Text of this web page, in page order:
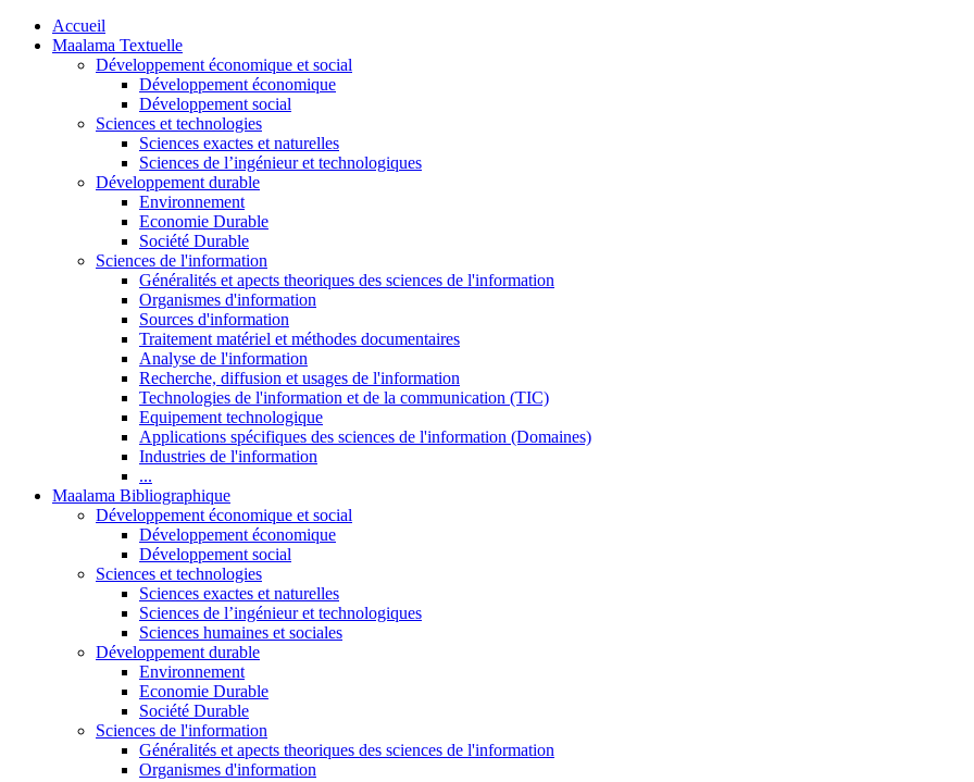
Accueil
Maalama Textuelle
Développement économique et social
Développement économique
Développement social
Sciences et technologies
Sciences exactes et naturelles
Sciences de l’ingénieur et technologiques
Développement durable
Environnement
Economie Durable
Société Durable
Sciences de l'information
Généralités et apects theoriques des sciences de l'information
Organismes d'information
Sources d'information
Traitement matériel et méthodes documentaires
Analyse de l'information
Recherche, diffusion et usages de l'information
Technologies de l'information et de la communication (TIC)
Equipement technologique
Applications spécifiques des sciences de l'information (Domaines)
Industries de l'information
...
Maalama Bibliographique
Développement économique et social
Développement économique
Développement social
Sciences et technologies
Sciences exactes et naturelles
Sciences de l’ingénieur et technologiques
Sciences humaines et sociales
Développement durable
Environnement
Economie Durable
Société Durable
Sciences de l'information
Généralités et apects theoriques des sciences de l'information
Organismes d'information